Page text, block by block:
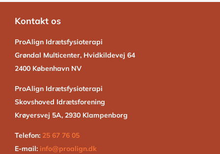
Kontakt os
ProAlign Idrætsfysioterapi
Grøndal Multicenter, Hvidkildevej 64
2400 København NV
ProAlign Idrætsfysioterapi
Skovshoved Idrætsforening
Krøyersvej 5A, 2930 Klampenborg
Telefon: 25 67 76 05
E-mail: info@proalign.dk